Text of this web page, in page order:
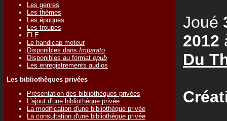
Les genres
Les thèmes
Les époques
Les troupes
FLE
Le handicap moteur
Disponibles dans Imparato
Disponibles au format epub
Les enregistrements audios
Les bibliothèques privées
Présentation des bibliothèques privées
L'ajout d'une bibliothèque privée
La modification d'une bibliothèque privée
La consultation d'une bibliothèque privée
Joué
2012
Du